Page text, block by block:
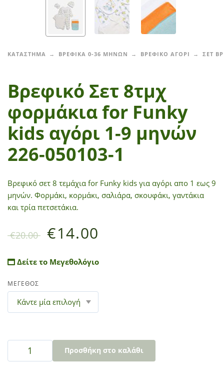
ΚΑΤΑΣΤΗΜΑ ΒΡΕΦΙΚΑ 0-36 ΜΗΝΩΝ ΒΡΕΦΙΚΟ ΑΓΟΡΙ ΣΕΤ
Βρεφικό Σετ 8τμχ
φορμάκια for Funky
kids αγόρι 1-9 μηνών
226-050103-1
Βρεφικό σετ 8 τεμάχια for Funky kids για αγόρι απο 1 εως 9
μηνών. Φορμάκι, κορμάκι, σαλιάρα, σκουφάκι, γαντάκια
και τρία πετσετάκια.
€20.00 €14.00
Δείτε το Μεγεθολόγιο
ΜΕΓΕΘΟΣ
Προσθήκη στο καλάθι